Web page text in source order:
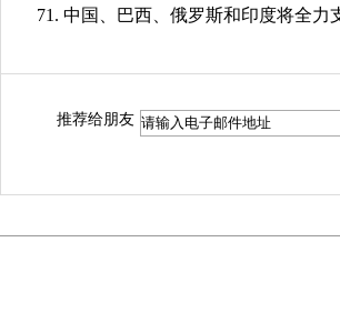
71. 中国、巴西、俄罗斯和印度将全力
推荐给朋友